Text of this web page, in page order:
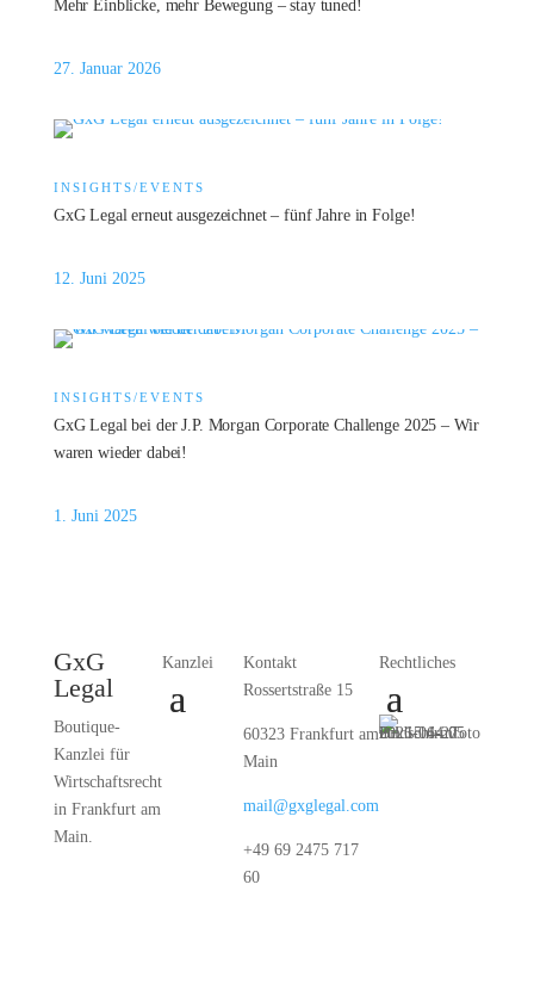
Mehr Einblicke, mehr Bewegung – stay tuned!
27. Januar 2026
INSIGHTS/EVENTS
GxG Legal erneut ausgezeichnet – fünf Jahre in Folge!
12. Juni 2025
INSIGHTS/EVENTS
GxG Legal bei der J.P. Morgan Corporate Challenge 2025 – Wir
waren wieder dabei!
1. Juni 2025
GxG
Legal
Boutique-
Kanzlei für
Wirtschaftsrecht
in Frankfurt am
Main.
Kanzlei
Kontakt
Rossertstraße 15
60323 Frankfurt am
Main
mail@gxglegal.com
+49 69 2475 717
60
Rechtliches